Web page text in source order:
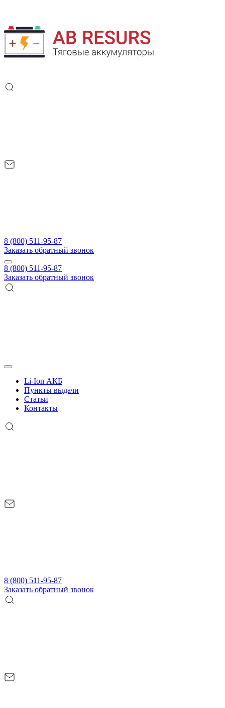
8 (800) 511-95-87
Заказать обратный звонок
8 (800) 511-95-87
Заказать обратный звонок
Li-Ion АКБ
Пункты выдачи
Статьи
Контакты
8 (800) 511-95-87
Заказать обратный звонок